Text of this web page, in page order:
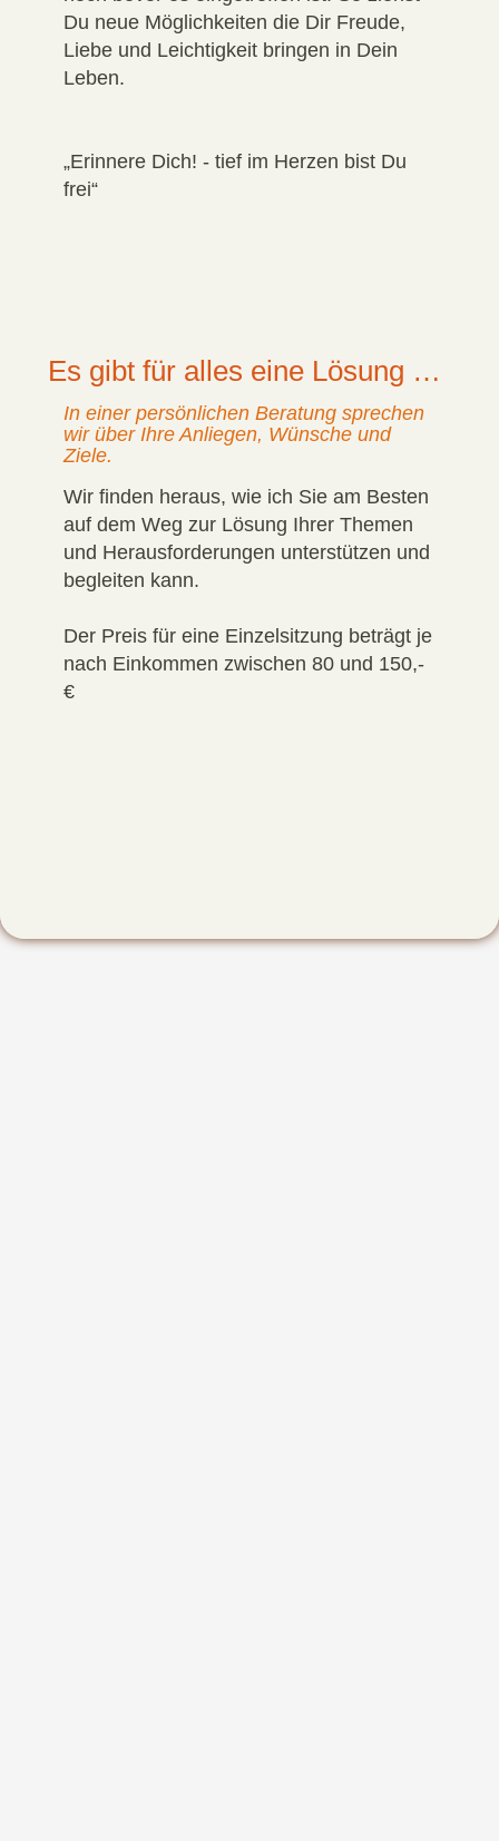
Du neue Möglichkeiten die Dir Freude,
Liebe und Leichtigkeit bringen in Dein
Leben.
„Erinnere Dich! - tief im Herzen bist Du
frei“
Es gibt für alles eine Lösung …
In einer persönlichen Beratung sprechen
wir über Ihre Anliegen, Wünsche und
Ziele.
Wir finden heraus, wie ich Sie am Besten
auf dem Weg zur Lösung Ihrer Themen
und Herausforderungen unterstützen und
begleiten kann.
Der Preis für eine Einzelsitzung beträgt je
nach Einkommen zwischen 80 und 150,-
€